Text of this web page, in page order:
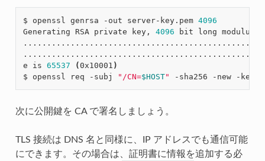
$ openssl genrsa -out server-key.pem 4096
Generating RSA private key, 4096 bit long modulus
e is 65537 (0x10001 )
$ openssl req -subj
"/CN=$HOST"
次に公開鍵を CA で署名しましょう。
TLS 接続は DNS 名と同様に、IP アドレスでも通信可能
にできます。その場合は、証明書に情報を追加する必